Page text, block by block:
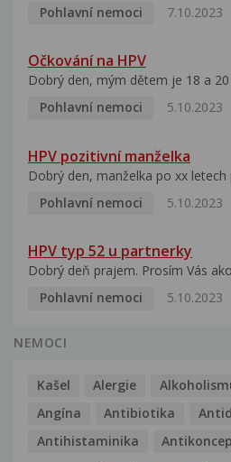
Pohlavní nemoci
7.10.2023
Očkování na HPV
Dobrý den, mým dětem je 18 a 20
Pohlavní nemoci
5.10.2023
HPV pozitivní manželka
Dobrý den, manželka po xx letech
Pohlavní nemoci
5.10.2023
HPV typ 52 u partnerky
Dobrý deň prajem. Prosím Vás
Pohlavní nemoci
5.10.2023
NEMOCI
Kašel Alergie
Angína
Antibiotika
Antihistaminika